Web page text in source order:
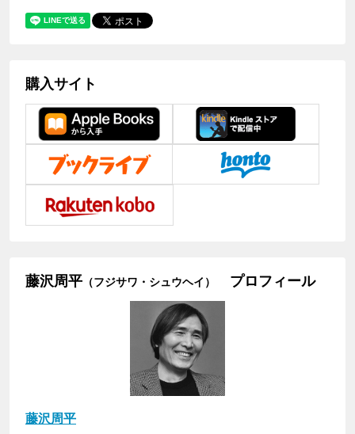
購入サイト
藤沢周平 （フジサワ・シュウヘイ） プロフィール
藤沢周平